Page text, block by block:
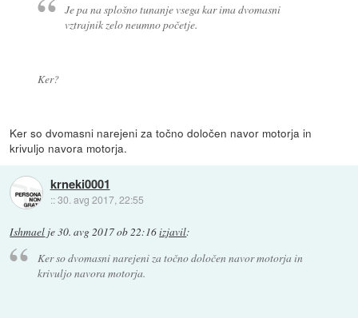
Je pa na splošno tunanje vsega kar ima dvomasni
vztrajnik zelo neumno početje.
Ker?
Ker so dvomasni narejeni za točno določen navor motorja in
krivuljo navora motorja.
krneki0001
::30. avg 2017, 22:55
Ishmael je30. avg 2017 ob 22:16izjavil:
Ker so dvomasni narejeni za točno določen navor motorja in
krivuljo navora motorja.